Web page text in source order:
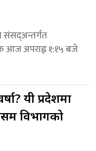
संसद्अन्तर्गत
आज अपराह्न १:१५ बजे
यी प्रदेशमा
विभागको